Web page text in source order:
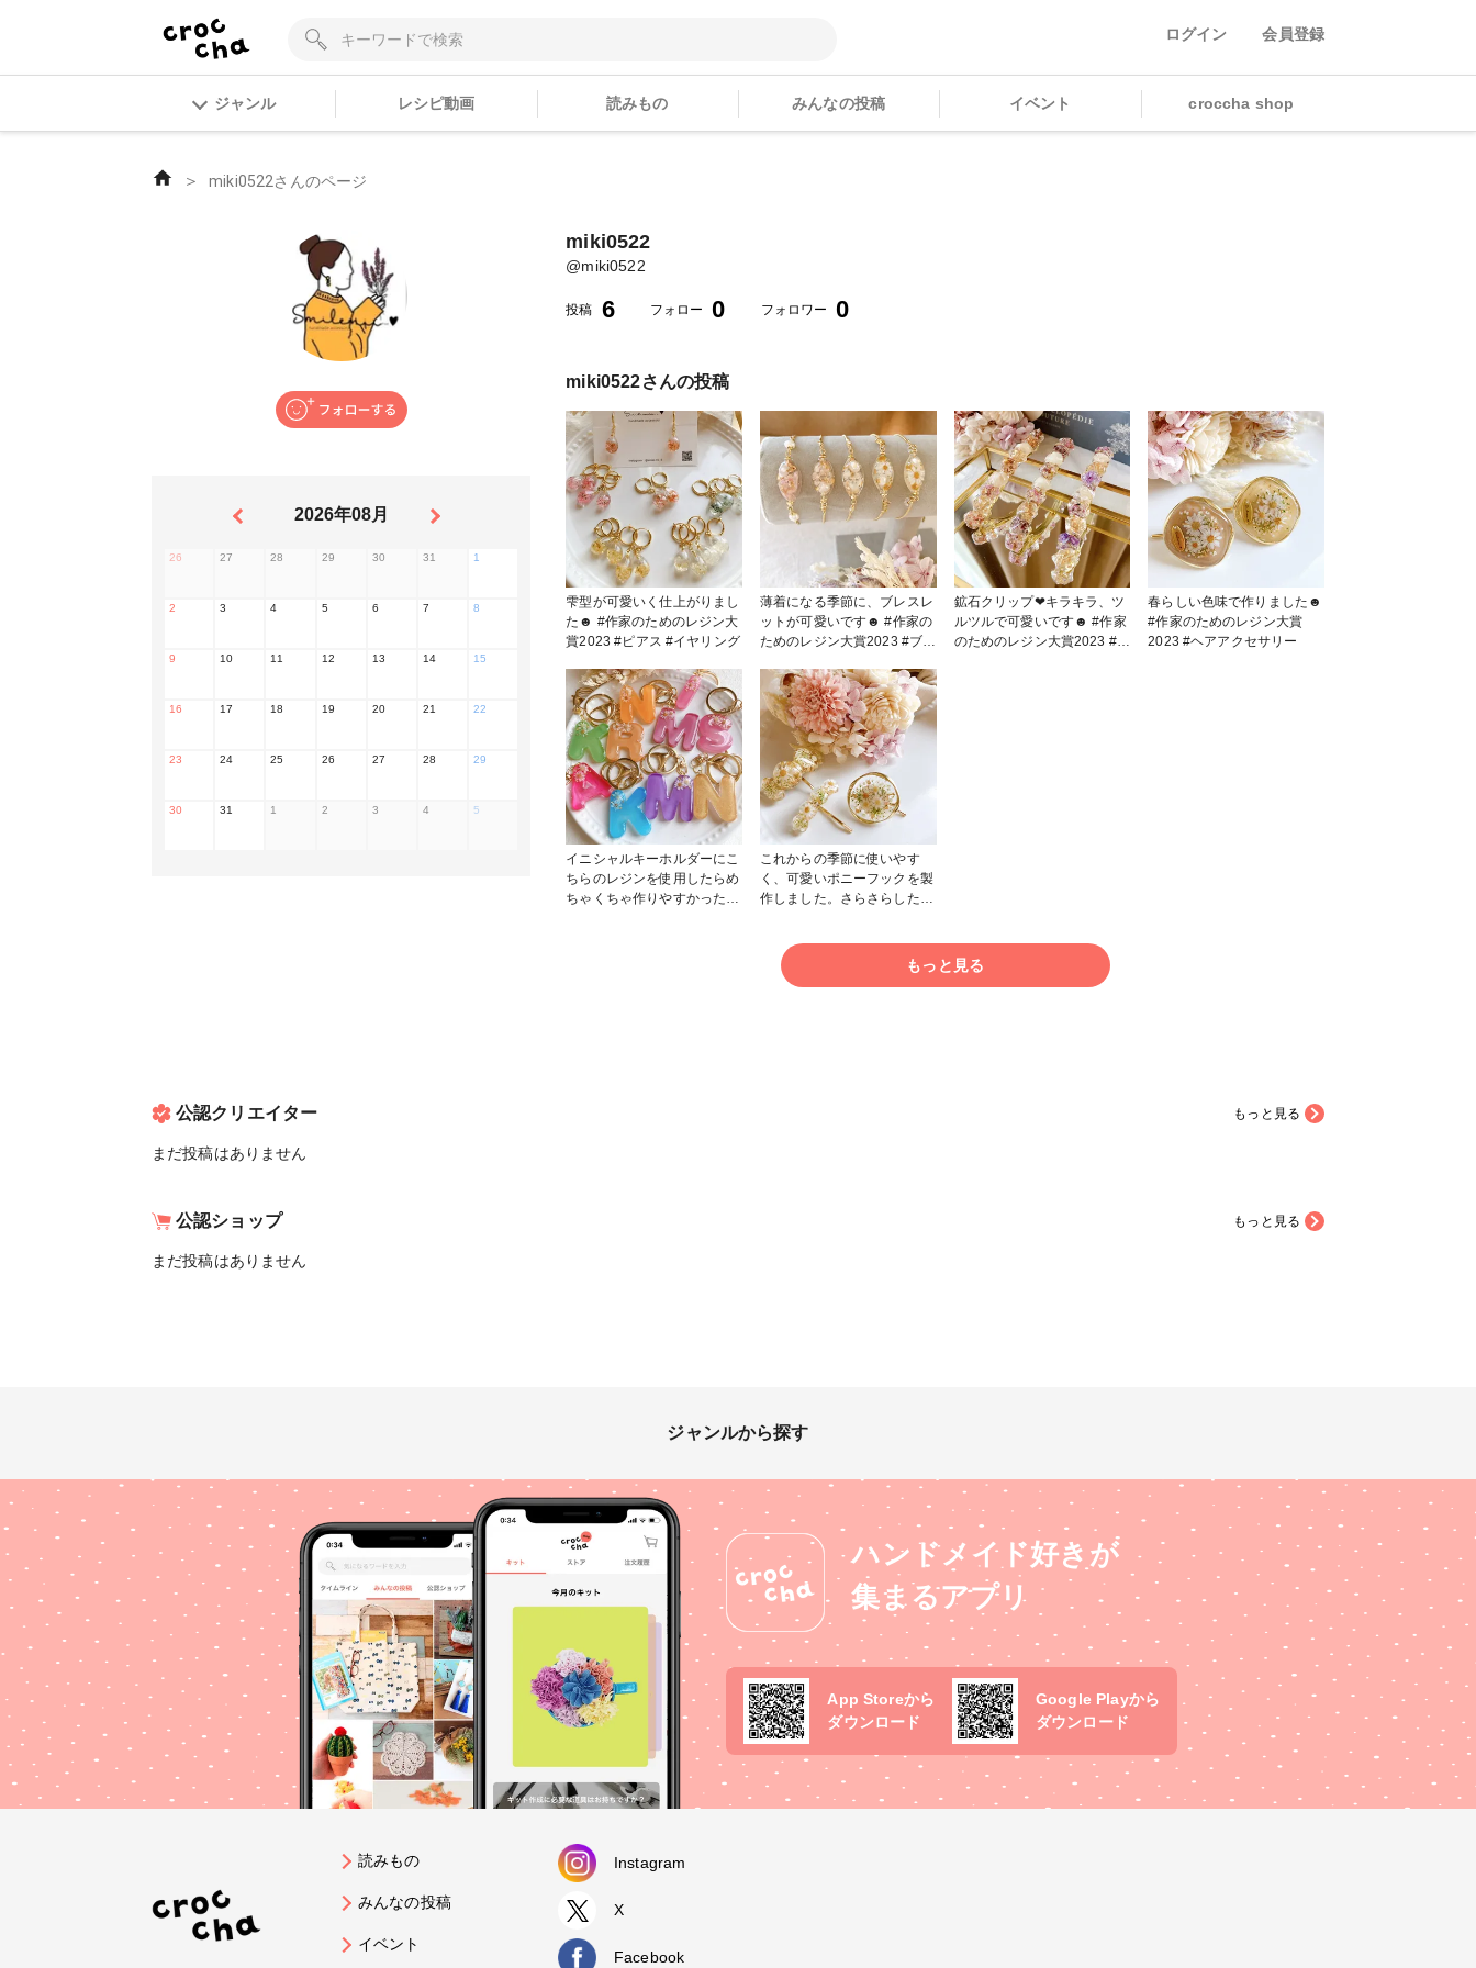
ログイン 会員登録
ジャンル レシピ動画 読みもの みんなの投稿 イベント croccha shop
＞ miki0522さんのページ
2026年08月
26 27 28 29 30 31 1
2 3 4 5 6 7 8
9 10 11 12 13 14 15
16 17 18 19 20 21 22
23 24 25 26 27 28 29
30 31 1 2 3 4 5
miki0522
@miki0522
投稿 6 フォロー 0 フォロワー 0
miki0522さんの投稿
雫型が可愛いく仕上がりまし
た☻ #作家のためのレジン大
賞2023 #ピアス #イヤリング
薄着になる季節に、ブレスレ
ットが可愛いです☻ #作家の
ためのレジン大賞2023 #ブレ
鉱石クリップ❤︎キラキラ、ツ
ルツルで可愛いです☻ #作家
のためのレジン大賞2023 #ヘ
春らしい色味で作りました☻
#作家のためのレジン大賞
2023 #ヘアアクセサリー
イニシャルキーホルダーにこ
ちらのレジンを使用したらめ
ちゃくちゃ作りやすかったで
これからの季節に使いやす
く、可愛いポニーフックを製
作しました。さらさらしたレ
した。 #作家のためのレジン
大賞2023 #はじめての投稿 #
もっと見る
公認クリエイター もっと見る
まだ投稿はありません
公認ショップ もっと見る
まだ投稿はありません
ジャンルから探す
ハンドメイド好きが
集まるアプリ
App Storeから
ダウンロード
Google Playから
ダウンロード
読みもの
みんなの投稿
イベント
Instagram
X
Facebook